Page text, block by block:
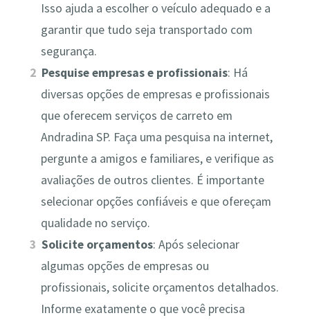
Isso ajuda a escolher o veículo adequado e a
garantir que tudo seja transportado com
segurança.
Pesquise empresas e profissionais: Há
diversas opções de empresas e profissionais
que oferecem serviços de carreto em
Andradina SP. Faça uma pesquisa na internet,
pergunte a amigos e familiares, e verifique as
avaliações de outros clientes. É importante
selecionar opções confiáveis e que ofereçam
qualidade no serviço.
Solicite orçamentos: Após selecionar
algumas opções de empresas ou
profissionais, solicite orçamentos detalhados.
Informe exatamente o que você precisa